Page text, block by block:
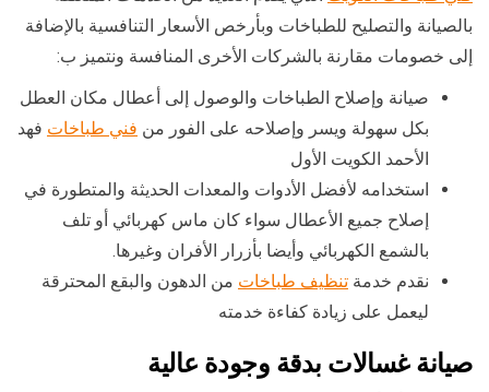
بالصيانة والتصليح للطباخات وبأرخص الأسعار التنافسية بالإضافة
إلى خصومات مقارنة بالشركات الأخرى المنافسة ونتميز ب:
صيانة وإصلاح الطباخات والوصول إلى أعطال مكان العطل
بكل سهولة ويسر وإصلاحه على الفور من فني طباخات فهد
الأحمد الكويت الأول
استخدامه لأفضل الأدوات والمعدات الحديثة والمتطورة في
إصلاح جميع الأعطال سواء كان ماس كهربائي أو تلف
بالشمع الكهربائي وأيضا بأزرار الأفران وغيرها.
نقدم خدمة تنظيف طباخات من الدهون والبقع المحترقة
ليعمل على زيادة كفاءة خدمته
صيانة غسالات بدقة وجودة عالية